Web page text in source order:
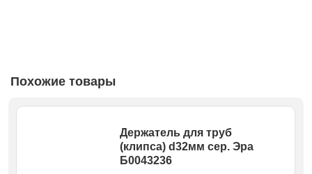
Похожие товары
Держатель для труб
(клипса) d32мм сер. Эра
Б0043236